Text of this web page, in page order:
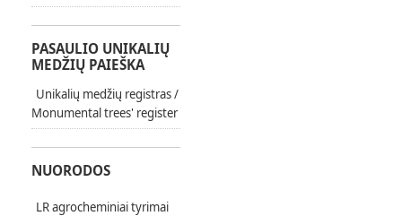
PASAULIO UNIKALIŲ
MEDŽIŲ PAIEŠKA
Unikalių medžių registras /
Monumental trees' register
NUORODOS
LR agrocheminiai tyrimai